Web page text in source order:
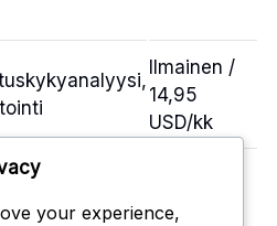
Ilmainen /
14,95
USD/kk
analyysi
your experience,